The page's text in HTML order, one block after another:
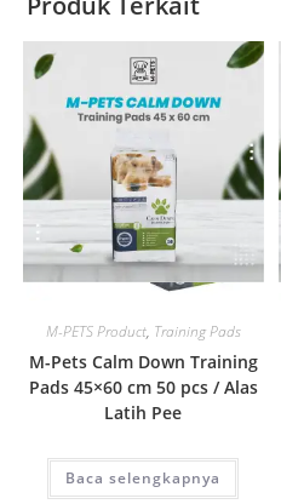
Quick View
M-PETS Product, Training Pads
M-Pets Calm Down Training
Pads 45×60 cm 50 pcs / Alas
Latih Pee
Baca selengkapnya